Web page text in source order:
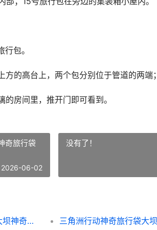
包。
的高台上，两个包分别位于管道的两端；
房间里，推开门即可看到。
2026-06-02
没有了！
三角洲行动神奇旅行袋大坝点位锦集 大坝神奇旅行袋全收集策略 三角洲行动神奇鸟窝